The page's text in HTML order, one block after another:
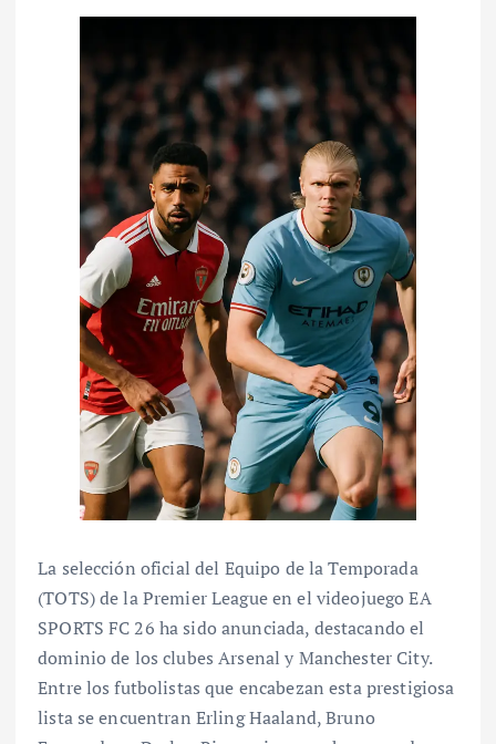
La selección oficial del Equipo de la Temporada
(TOTS) de la Premier League en el videojuego EA
SPORTS FC 26 ha sido anunciada, destacando el
dominio de los clubes Arsenal y Manchester City.
Entre los futbolistas que encabezan esta prestigiosa
lista se encuentran Erling Haaland, Bruno